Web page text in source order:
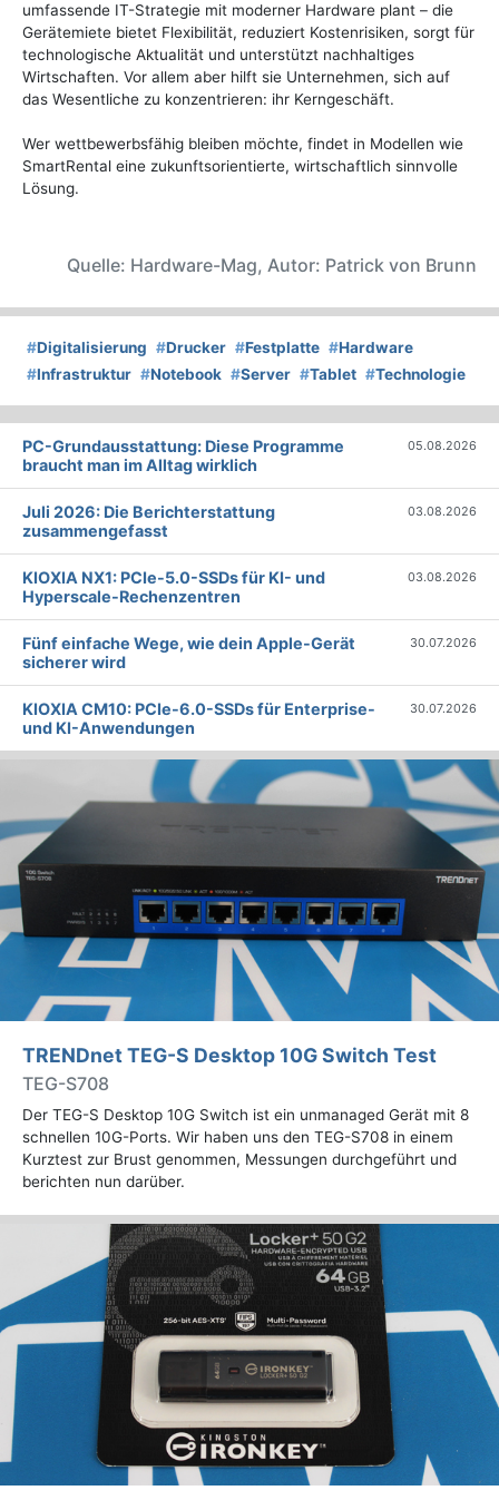
umfassende IT-Strategie mit moderner Hardware plant – die
Gerätemiete bietet Flexibilität, reduziert Kostenrisiken, sorgt für
technologische Aktualität und unterstützt nachhaltiges
Wirtschaften. Vor allem aber hilft sie Unternehmen, sich auf
das Wesentliche zu konzentrieren: ihr Kerngeschäft.
Wer wettbewerbsfähig bleiben möchte, findet in Modellen wie
SmartRental eine zukunftsorientierte, wirtschaftlich sinnvolle
Lösung.
Quelle: Hardware-Mag, Autor: Patrick von Brunn
#Digitalisierung #Drucker #Festplatte #Hardware
#Infrastruktur #Notebook #Server #Tablet #Technologie
PC-Grundausstattung: Diese Programme
braucht man im Alltag wirklich
05.08.2026
Juli 2026: Die Bericht­erstattung
zusammengefasst
03.08.2026
KIOXIA NX1: PCIe-5.0-SSDs für KI- und
Hyperscale-Rechenzentren
03.08.2026
Fünf einfache Wege, wie dein Apple-Gerät
sicherer wird
30.07.2026
KIOXIA CM10: PCIe-6.0-SSDs für Enterprise-
und KI-Anwendungen
30.07.2026
TRENDnet TEG-S Desktop 10G Switch Test
TEG-S708
Der TEG-S Desktop 10G Switch ist ein unmanaged Gerät mit 8
schnellen 10G-Ports. Wir haben uns den TEG-S708 in einem
Kurztest zur Brust genommen, Messungen durchgeführt und
berichten nun darüber.